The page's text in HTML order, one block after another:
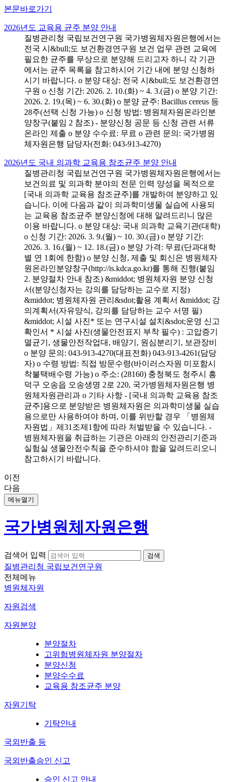
본문바로가기
2026년도 교육용 균주 분양 안내
질병관리청 국립보건연구원 국가병원체자원은행에서는
전국 시&bull;도 보건환경연구원 보건 업무 관련 교육에
필요한 균주를 무상으로 분양해 드리고자 하니 각 기관
에서는 균주 목록을 참고하시어 기간 내에 분양 신청하
시기 바랍니다. o 분양 대상: 전국 시&bull;도 보건환경연
구원 o 신청 기간: 2026. 2. 10.(화) ~ 4. 3.(금) o 분양 기간:
2026. 2. 19.(목) ~ 6. 30.(화) o 분양 균주: Bacillus cereus 등
28주(선택 신청 가능) o 신청 방법: 병원체자원온라인분
양창구(붙임 2 참조) - 분양신청 공문 등 신청 관련 서류
온라인 제출 o 분양 수수료: 무료 o 관련 문의: 국가병원
체자원은행 담당자(전화: 043-913-4270)
2026년도 국내 의과학 교육용 참조균주 분양 안내
질병관리청 국립보건연구원 국가병원체자원은행에서는
보건의료 및 의과학 분야의 전문 인력 양성을 목적으로
[국내 의과학 교육용 참조균주]를 개발하여 분양하고 있
습니다. 이에 다음과 같이 의과학미생물 실습에 사용되
는 교육용 참조균주 분양신청에 대해 알려드리니 많은
이용 바랍니다. o 분양 대상: 국내 의과학 교육기관(대학)
o 신청 기간: 2026. 3. 9.(월) ~ 10. 30.(금) o 분양 기간:
2026. 3. 16.(월) ~ 12. 18.(금) o 분양 가격: 무료(단과대학
별 연 1회에 한함) o 분양 신청, 제출 및 회신은 병원체자
원온라인분양창구(http://is.kdca.go.kr)를 통해 진행(붙임
2. 분양절차 안내 참조) &middot; 병원체자원 분양 신청
서(분양신청자는 강의를 담당하는 교수로 지정)
&middot; 병원체자원 관리&sdot;활용 계획서 &middot; 강
의계획서(자유양식, 강의를 담당하는 교수 서명 필)
&middot; 시설 사진* 또는 연구시설 설치&sdot;운영 신고
확인서 * 시설 사진(생물안전표지 부착 필수) : 고압증기
멸균기, 생물안전작업대, 배양기, 원심분리기, 보관장비
o 분양 문의: 043-913-4270(대표전화) 043-913-4261(담당
자) o 수령 방법: 직접 방문수령(바이러스자원 미포함시
착불택배수령 가능) o 주소: (28160) 충청북도 청주시 흥
덕구 오송읍 오송생명 2로 220, 국가병원체자원은행 병
원체자원관리과 o 기타 사항 - [국내 의과학 교육용 참조
균주]용으로 분양받은 병원체자원은 의과학미생물 실습
용으로만 사용하여야 하며, 이를 위반할 경우 「병원체
자원법」제31조제1항에 따라 처벌받을 수 있습니다. -
병원체자원을 취급하는 기관은 아래의 안전관리기준과
실험실 생물안전수칙을 준수하셔야 함을 알려드리오니
참고하시기 바랍니다.
이전
다음
메뉴열기
국가병원체자원은행
검색어 입력
질병관리청 국립보건연구원
전체메뉴
병원체자원
자원검색
자원분양
분양절차
고위험병원체자원 분양절차
분양신청
분양수수료
교육용 참조균주 분양
자원기탁
기탁안내
국외반출 등
국외반출승인 신고
승인 신고 안내